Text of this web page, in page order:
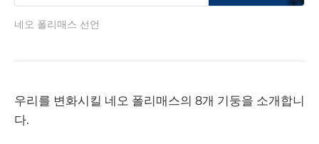
하고, 판단하는 지금, 경험, 감정, 통
네오 폴리매스 선언
우리를 변화시킬 네오 폴리매스의 8개 기둥을 소개합니
다.